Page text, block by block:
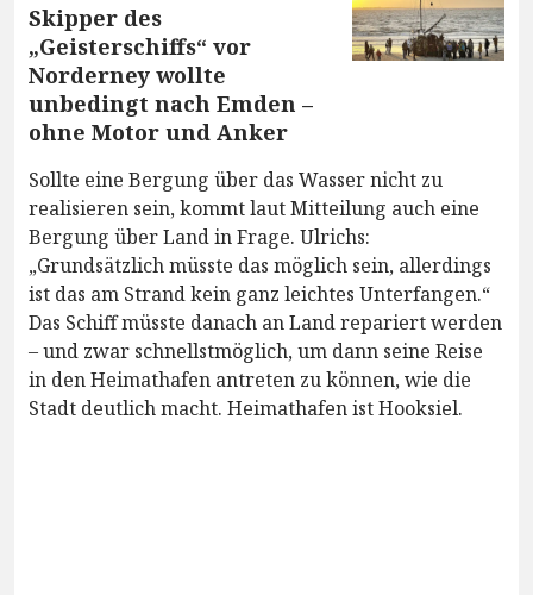
Skipper des
„Geisterschiffs“ vor
Norderney wollte
unbedingt nach Emden –
ohne Motor und Anker
Sollte eine Bergung über das Wasser nicht zu
realisieren sein, kommt laut Mitteilung auch eine
Bergung über Land in Frage. Ulrichs:
„Grundsätzlich müsste das möglich sein, allerdings
ist das am Strand kein ganz leichtes Unterfangen.“
Das Schiff müsste danach an Land repariert werden
– und zwar schnellstmöglich, um dann seine Reise
in den Heimathafen antreten zu können, wie die
Stadt deutlich macht. Heimathafen ist Hooksiel.